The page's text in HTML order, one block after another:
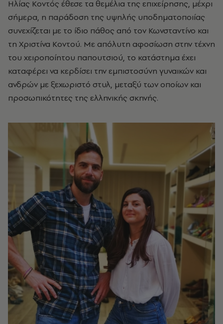
Ηλίας Κοντός έθεσε τα θεμέλια της επιχείρησης, μέχρι
σήμερα, η παράδοση της υψηλής υποδηματοποιίας
συνεχίζεται με το ίδιο πάθος από τον Κωνσταντίνο και
τη Χριστίνα Κοντού. Με απόλυτη αφοσίωση στην τέχνη
του χειροποίητου παπουτσιού, το κατάστημα έχει
καταφέρει να κερδίσει την εμπιστοσύνη γυναικών και
ανδρών με ξεχωριστό στυλ, μεταξύ των οποίων και
προσωπικότητες της ελληνικής σκηνής.